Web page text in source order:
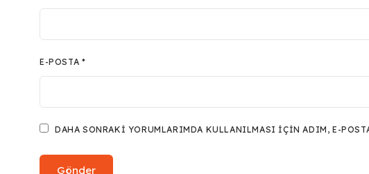
E-POSTA *
DAHA SONRAKI YORUMLARIMDA KULLANILMASI IÇIN ADIM, E-